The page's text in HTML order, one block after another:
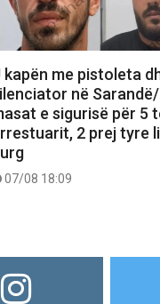
kapën me pistoleta
në
e sigurisë për 5
2 prej tyre
07/08 18:09